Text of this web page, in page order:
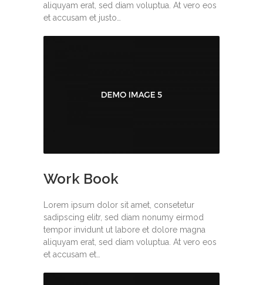
aliquyam erat, sed diam voluptua. At vero eos
et accusam et justo…
Work Book
Lorem ipsum dolor sit amet, consetetur
sadipscing elitr, sed diam nonumy eirmod
tempor invidunt ut labore et dolore magna
aliquyam erat, sed diam voluptua. At vero eos
et accusam et…